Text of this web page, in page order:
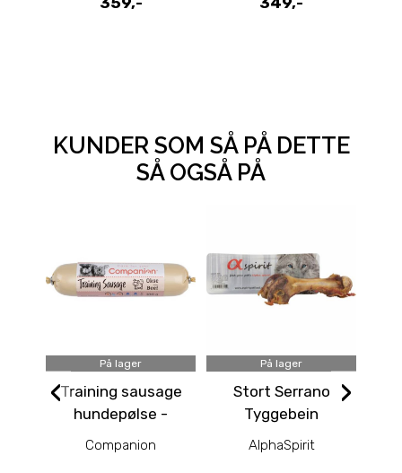
KUNDER SOM SÅ PÅ DETTE
SÅ OGSÅ PÅ
På lager
Training sausage
hundepølse -
Okse
Companion
På lager
Stort Serrano
Tyggebein
AlphaSpirit
‹ ›